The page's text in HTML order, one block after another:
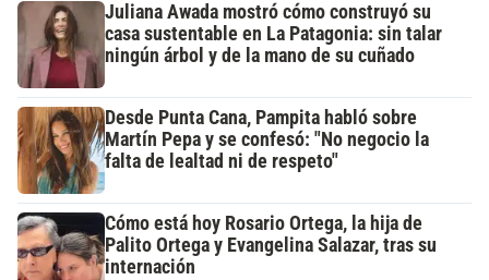
Juliana Awada mostró cómo construyó su
casa sustentable en La Patagonia: sin talar
ningún árbol y de la mano de su cuñado
Desde Punta Cana, Pampita habló sobre
Martín Pepa y se confesó: "No negocio la
falta de lealtad ni de respeto"
Cómo está hoy Rosario Ortega, la hija de
Palito Ortega y Evangelina Salazar, tras su
internación